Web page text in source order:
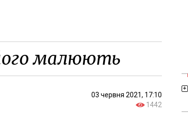
малюють
03 червня 2021, 17:10
1442